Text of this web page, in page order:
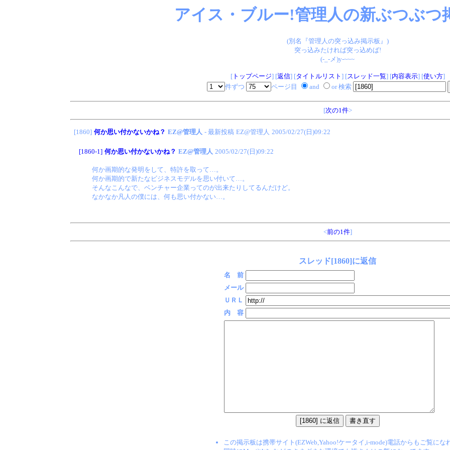
アイス・ブルー!管理人の新ぶつぶつ
(別名『管理人の突っ込み掲示板』)
突っ込みたければ突っ込めば!
(-_-メ)y-~~~
[トップページ] [返信] [タイトルリスト ] [スレッド一覧] [内容表示] [使い方]
件ずつ
ページ目 and or 検索
[次の1件>
[1860] 何か思い付かないかね？ EZ@管理人 - 最新投稿 EZ@管理人 2005/02/27(日)09:22
[1860-1] 何か思い付かないかね？ EZ@管理人 2005/02/27(日)09:22
何か画期的な発明をして、特許を取って…。
何か画期的で新たなビジネスモデルを思い付いて…。
そんなこんなで、ベンチャー企業ってのが出来たりしてるんだけど。
なかなか凡人の僕には、何も思い付かない…。
<前の1件]
スレッド[1860]に返信
名 前
メール
ＵＲＬ
内 容
この掲示板は携帯サイト(EZWeb,Yahoo!ケータイ,i-mode)電話からもご覧にな